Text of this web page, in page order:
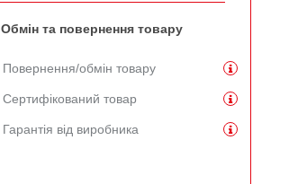
Обмін та повернення товару
Повернення/обмін товару
Сертифікований товар
Гарантія від виробника